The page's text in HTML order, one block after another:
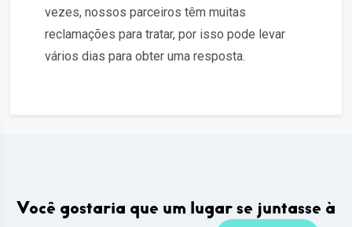
vezes, nossos parceiros têm muitas
reclamações para tratar, por isso pode levar
vários dias para obter uma resposta.
Você gostaria que um lugar se juntasse à